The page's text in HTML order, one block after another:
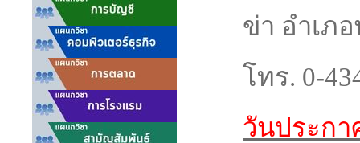
ข่า อำเภ
โทร. 0-
วันประก